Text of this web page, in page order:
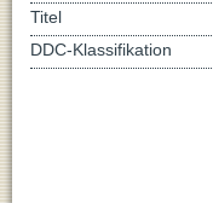
Titel
DDC-Klassifikation